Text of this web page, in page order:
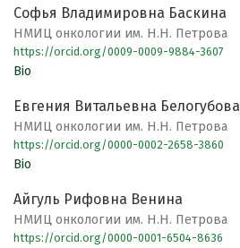
Софья Владимировна Баскина
НМИЦ онкологии им. Н.Н. Петрова
https://orcid.org/0009-0009-9884-3607
Bio
Евгения Витальевна Белогубова
НМИЦ онкологии им. Н.Н. Петрова
https://orcid.org/0000-0002-2658-3860
Bio
Айгуль Рифовна Венина
НМИЦ онкологии им. Н.Н. Петрова
https://orcid.org/0000-0001-6504-8636